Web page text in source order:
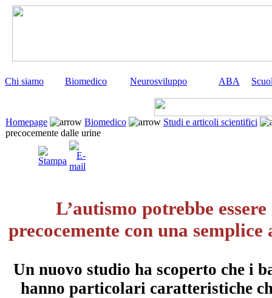
Chi siamo Biomedico Neurosviluppo ABA
Homepage Biomedico
Studi e articoli scientifici
precocemente dalle urine
L’autismo potrebbe
precocemente con una
Un nuovo studio ha scoperto che i
hanno particolari caratteristiche